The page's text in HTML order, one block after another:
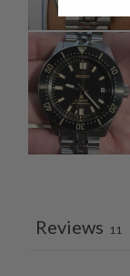
Reviews 11